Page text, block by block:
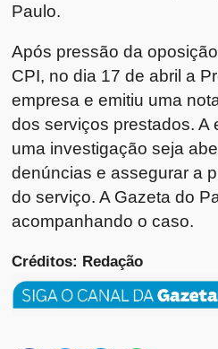
Paulo.
Após pressão da
CPI, no dia 17 de abril a
empresa e emitiu uma
dos serviços prestados. A
uma investigação seja
denúncias e assegurar a
do serviço. A Gazeta do
acompanhando o caso.
Créditos: Redação